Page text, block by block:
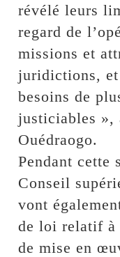
révélé leurs
regard de
missions et
juridictions, et
besoins de
justiciables »,
Ouédraogo.
Pendant cette
Conseil
vont
de loi relatif à
de mise en